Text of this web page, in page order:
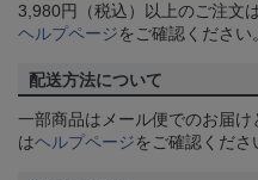
3,980円（税込）以上のご注文
ヘルプページをご確認ください。
配送方法について
一部商品はメール便でのお届け
はヘルプページをご確認くださ